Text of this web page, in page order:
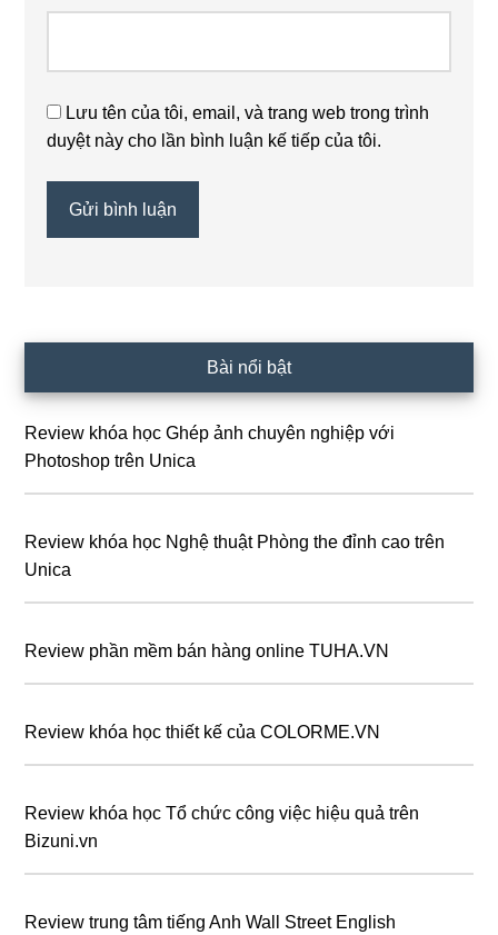
Lưu tên của tôi, email, và trang web trong trình
duyệt này cho lần bình luận kế tiếp của tôi.
chính
Bài nổi bật
Review khóa học Ghép ảnh chuyên nghiệp với
Photoshop trên Unica
Review khóa học Nghệ thuật Phòng the đỉnh cao trên
Unica
Review phần mềm bán hàng online TUHA.VN
Review khóa học thiết kế của COLORME.VN
Review khóa học Tổ chức công việc hiệu quả trên
Bizuni.vn
Review trung tâm tiếng Anh Wall Street English